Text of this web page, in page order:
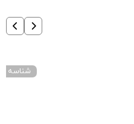
شناسه : 4027